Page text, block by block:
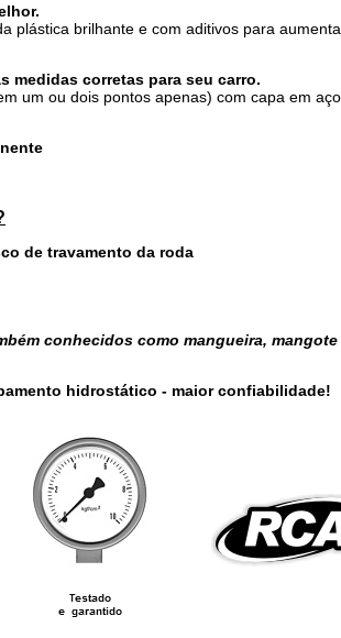
plástica brilhante e com aditivos para
medidas corretas para seu carro.
um ou dois pontos apenas) com capa em
de travamento da roda
conhecidos como mangueira,
hidrostático - maior confiabilidade!